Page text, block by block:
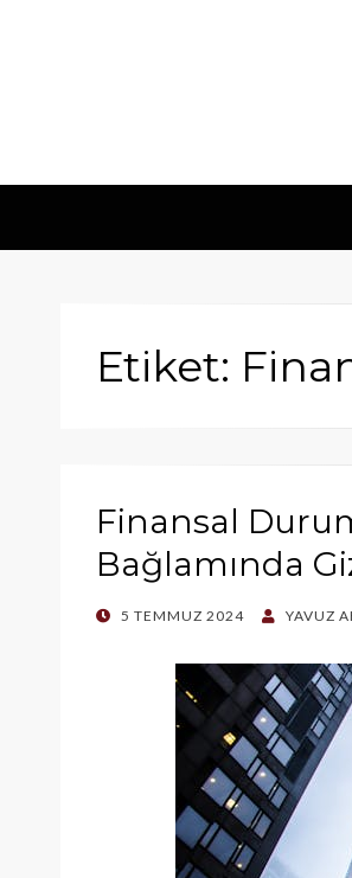
Etiket:
Finansal
Bağlamında
POSTED
5 TEMMUZ 2024 YAVUZ